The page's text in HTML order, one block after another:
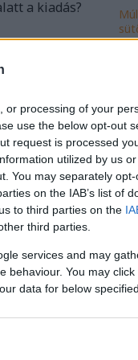
or processing of your
use the below opt-out
request is processed
utilized by us
You may separately
on the IAB’s list of
to third parties on the
third parties.
services and may
behaviour. You may
data for below
a kiadás?
csupán 13
van
Reasearch
Szólj hozzá!
ner városliget
zrt